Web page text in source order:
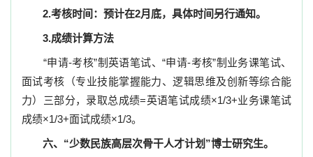
2.考核时间：预计在2月底，具体时间另行通知。
3.成绩计算方法
“申请-考核”制英语笔试、 “申请-考核”制业务课笔试、
面试考核（专业技能掌握能力、逻辑思维及创新等综合能
力）三部分，录取总成绩=英语笔试成绩×1/3+业务课笔试
成绩×1/3+面试成绩×1/3。
六、 “少数民族高层次骨干人才计划 ”博士研究生。